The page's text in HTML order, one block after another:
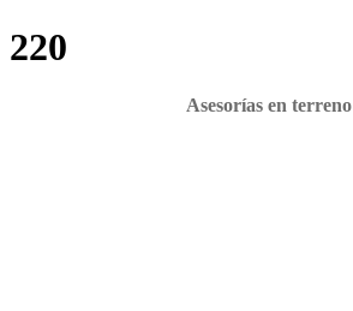
220
Asesorías en terreno